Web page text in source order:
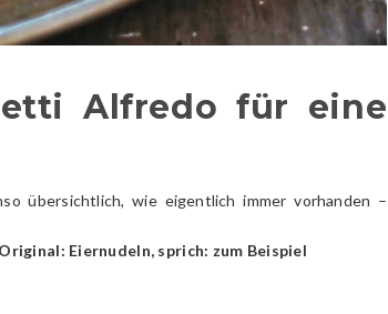
Alfredo für eine
übersichtlich, wie eigentlich immer vorhanden –
Eiernudeln, sprich: zum Beispiel